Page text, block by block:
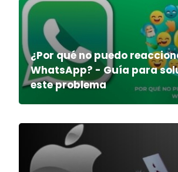
¿Por qué no puedo
WhatsApp? - Guía para
este problema